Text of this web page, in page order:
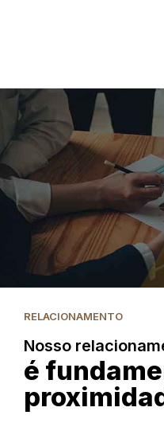
RELACIONAMENTO
Nosso
é